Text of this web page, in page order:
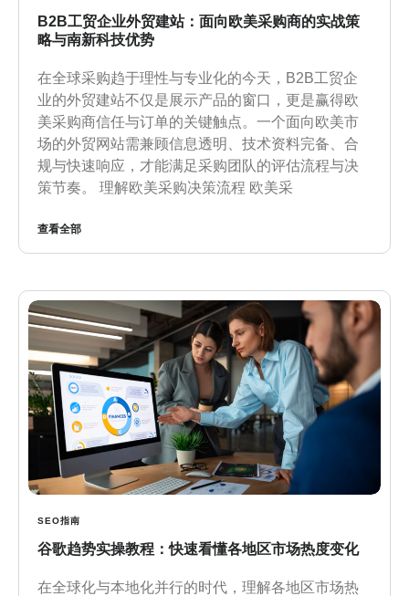
B2B工贸企业外贸建站：面向欧美采购商的实战策
略与南新科技优势
在全球采购趋于理性与专业化的今天，B2B工贸企
业的外贸建站不仅是展示产品的窗口，更是赢得欧
美采购商信任与订单的关键触点。一个面向欧美市
场的外贸网站需兼顾信息透明、技术资料完备、合
规与快速响应，才能满足采购团队的评估流程与决
策节奏。 理解欧美采购决策流程 欧美采
查看全部
SEO指南
谷歌趋势实操教程：快速看懂各地区市场热度变化
在全球化与本地化并行的时代，理解各地区市场热